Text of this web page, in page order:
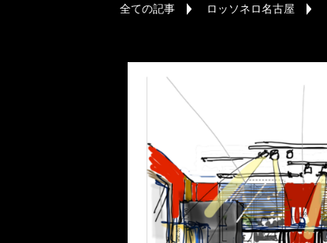
全ての記事 ロッソネロ名古屋